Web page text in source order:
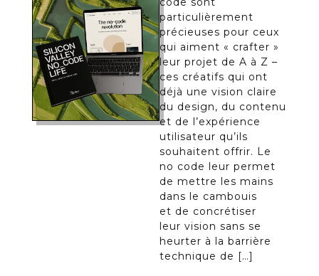
particulièrement
précieuses pour ceux
qui aiment « crafter »
leur projet de A à Z –
ces créatifs qui ont
déjà une vision claire
du design, du contenu
et de l’expérience
utilisateur qu’ils
souhaitent offrir. Le
no code leur permet
de mettre les mains
dans le cambouis
et de concrétiser
leur vision sans se
heurter à la barrière
technique de […]